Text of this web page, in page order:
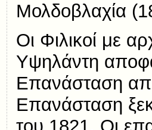
Μολδοβλαχία
Οι Φιλικοί με
Υψηλάντη
Επανάσταση
Επανάσταση